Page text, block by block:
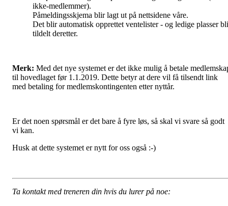
ikke-medlemmer).
Påmeldingsskjema blir lagt ut på nettsidene våre.
Det blir automatisk opprettet ventelister - og ledige plasser
tildelt deretter.
Merk: Med det nye systemet er det ikke mulig å betale
til hovedlaget før 1.1.2019. Dette betyr at dere vil få tilsendt link
med betaling for medlemskontingenten etter nyttår.
Er det noen spørsmål er det bare å fyre løs, så skal vi svare så godt
vi kan.
Husk at dette systemet er nytt for oss også :-)
Ta kontakt med treneren din hvis du lurer på noe: